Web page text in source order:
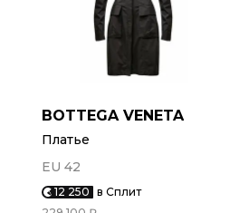
BOTTEGA VENETA
Платье
EU 42
12 250 в Сплит